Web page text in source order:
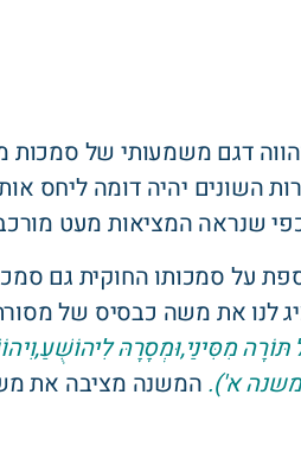
דגם משמעותי של סמכות
השונים יהיה דומה ליחס
כפי שנראה המציאות מעט
על סמכותו החוקית גם
לנו את משה כבסיס של
מִסִּינַי,וּמְסָרָהּ
א'). המשנה מציבה את